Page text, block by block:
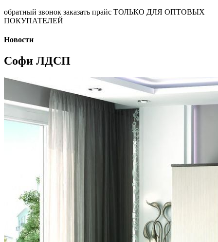
обратный звонок заказать прайс ТОЛЬКО ДЛЯ ОПТОВЫХ
ПОКУПАТЕЛЕЙ
Новости
Софи ЛДСП